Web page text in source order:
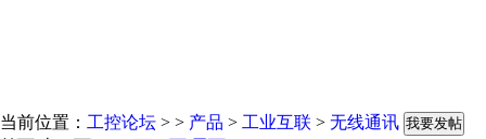
当前位置： 工控论坛 > > 产品 > 工业互联 > 无线通讯 我要发帖